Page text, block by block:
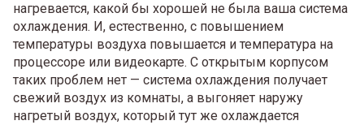
нагревается, какой бы хорошей не была ваша система
охлаждения. И, естественно, с повышением
температуры воздуха повышается и температура на
процессоре или видеокарте. С открытым корпусом
таких проблем нет — система охлаждения получает
свежий воздух из комнаты, а выгоняет наружу
нагретый воздух, который тут же охлаждается